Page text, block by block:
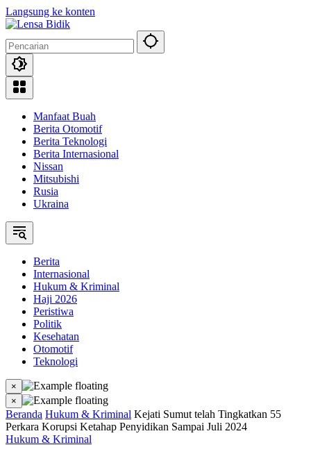
Langsung ke konten
Manfaat Buah
Berita Otomotif
Berita Teknologi
Berita Internasional
Nissan
Mitsubishi
Rusia
Ukraina
Berita
Internasional
Hukum & Kriminal
Haji 2026
Peristiwa
Politik
Kesehatan
Otomotif
Teknologi
×
×
Beranda Hukum & Kriminal Kejati Sumut telah Tingkatkan 55
Perkara Korupsi Ketahap Penyidikan Sampai Juli 2024
Hukum & Kriminal